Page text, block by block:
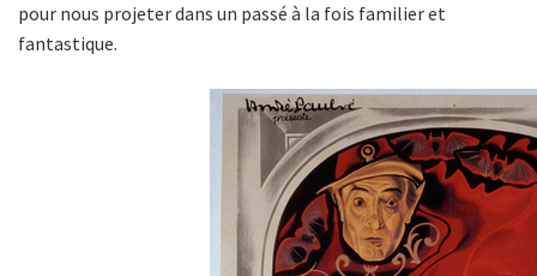
pour nous projeter dans un passé à la fois familier et
fantastique.